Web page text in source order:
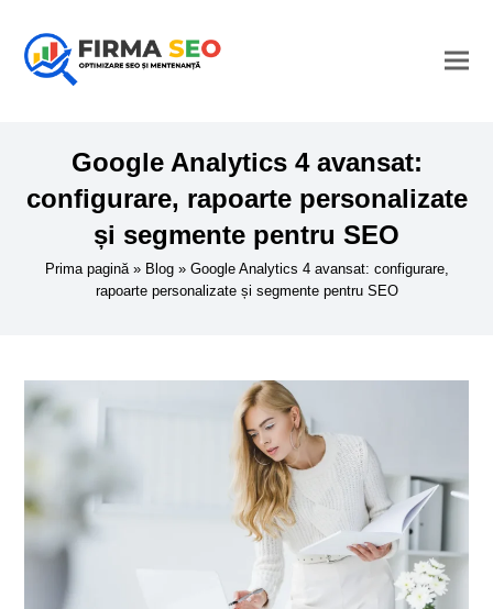
Google Analytics 4 avansat:
configurare, rapoarte personalizate
și segmente pentru SEO
Prima pagină» Blog» Google Analytics 4 avansat: configurare,
rapoarte personalizate și segmente pentru SEO